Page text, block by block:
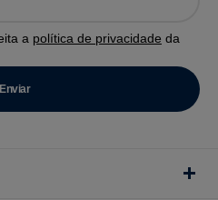
a política de privacidade da